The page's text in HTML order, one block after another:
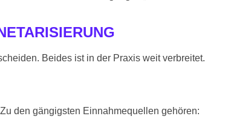
Beides ist in der Praxis weit verbreitet.
den gängigsten Einnahmequellen gehören: